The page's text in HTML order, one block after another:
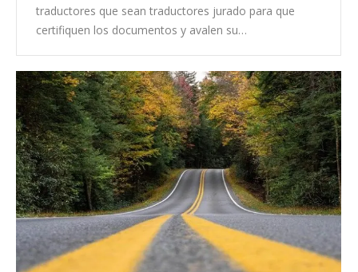
traductores que sean traductores jurado para que
certifiquen los documentos y avalen su…